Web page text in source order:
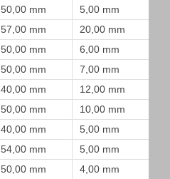
50,00 mm
5,00 mm
57,00 mm
20,00 mm
50,00 mm
6,00 mm
50,00 mm
7,00 mm
40,00 mm
12,00 mm
50,00 mm
10,00 mm
40,00 mm
5,00 mm
54,00 mm
5,00 mm
50,00 mm
4,00 mm